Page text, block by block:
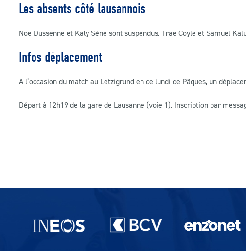
Les absents côté lausannois
Noë Dussenne et Kaly Sène sont suspendus. Trae Coyle et Samuel
Infos déplacement
À l’occasion du match au Letzigrund en ce lundi de Pâques, un
Départ à 12h19 de la gare de Lausanne (voie 1). Inscription par
Partenaires du lausanne-Sport